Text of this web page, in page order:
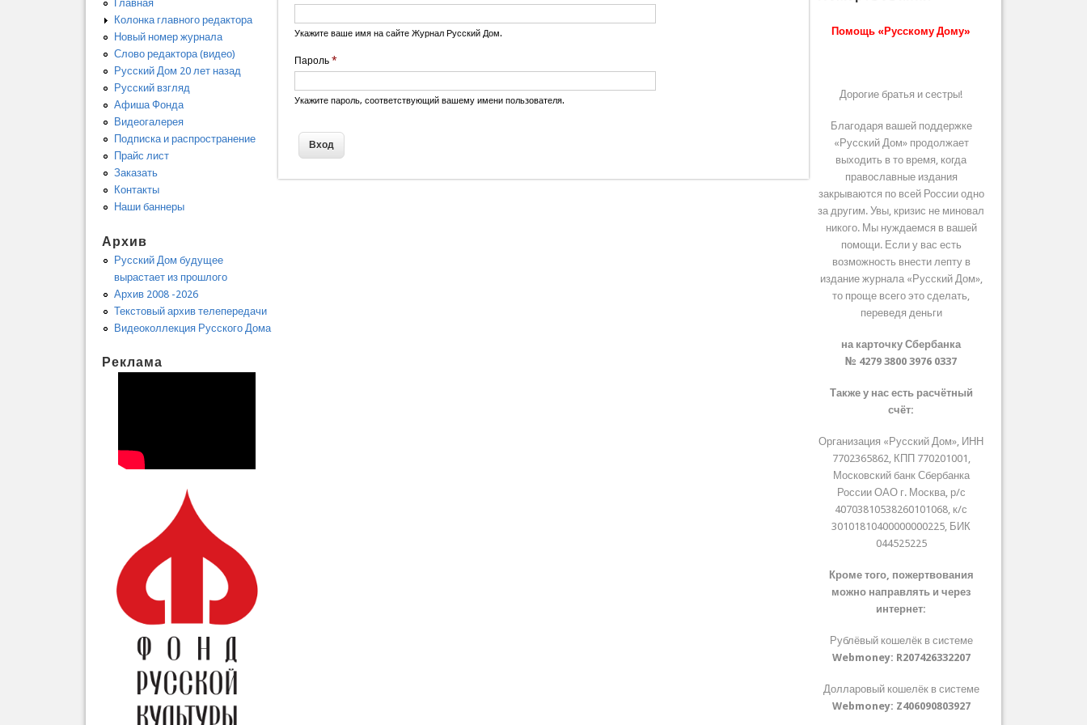
Укажите ваше имя на сайте Журнал Русский Дом.
Пароль*
Укажите пароль, соответствующий вашему имени пользователя.
Главная
Колонка главного редактора
Новый номер журнала
Слово редактора (видео)
Русский Дом 20 лет назад
Русский взгляд
Афиша Фонда
Видеогалерея
Подписка и распространение
Прайс лист
Заказать
Контакты
Наши баннеры
Архив
Русский Дом будущее
вырастает из прошлого
Архив 2008 -2026
Текстовый архив телепередачи
Видеоколлекция Русского Дома
Реклама
Помощь «Русскому Дому»
Дорогие братья и сестры!
Благодаря вашей поддержке
«Русский Дом» продолжает
выходить в то время, когда
православные издания
закрываются по всей России одно
за другим. Увы, кризис не миновал
никого. Мы нуждаемся в вашей
помощи. Если у вас есть
возможность внести лепту в
издание журнала «Русский Дом»,
то проще всего это сделать,
переведя деньги
на карточку Сбербанка
№ 4279 3800 3976 0337
Также у нас есть расчётный
счёт:
Организация «Русский Дом», ИНН
7702365862, КПП 770201001,
Московский банк Сбербанка
России ОАО г. Москва, р/с
40703810538260101068, к/с
30101810400000000225, БИК
044525225
Кроме того, пожертвования
можно направлять и через
интернет:
Рублёвый кошелёк в системе
Webmoney: R207426332207
Долларовый кошелёк в системе
Webmoney: Z406090803927